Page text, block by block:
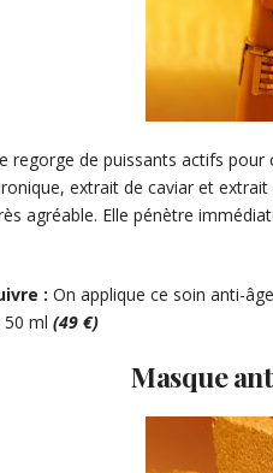
regorge de puissants actifs
extrait de caviar et
agréable. Elle pénètre
: On applique ce soin anti-
ml (49 €)
Masque